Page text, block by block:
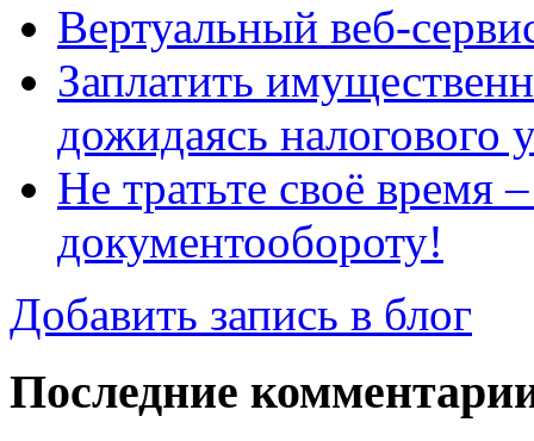
Вертуальный веб-
Заплатить
дожидаясь налогового
Не тратьте своё время
документообороту!
Добавить запись в блог
Последние